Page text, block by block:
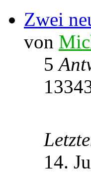
Zwei
von
5
14.